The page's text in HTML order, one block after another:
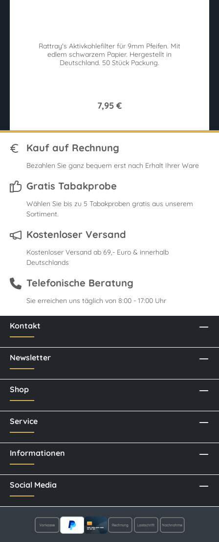
Rattray's Aktivkohlefilter für 9mm Pfeifen. Mit
edlem schwarzem Papier. Hergestellt in
Deutschland. 50 Stück Packung.
7,95 €
Kauf auf Rechnung
Bezahlen Sie ganz bequem erst nach Erhalt Ihrer Ware
Gratis Tabakprobe
Wählen Sie bis zu 5 Tabakproben gratis aus unserem
Sortiment.
Kostenloser Versand
Kostenloser Versand ab 69,- Euro & innerhalb
Deutschlands
Telefonische Beratung
Sie erreichen uns täglich von 8:00 - 17:00 Uhr
Kontakt
Newsletter
Social Media
Shop
Service
Informationen